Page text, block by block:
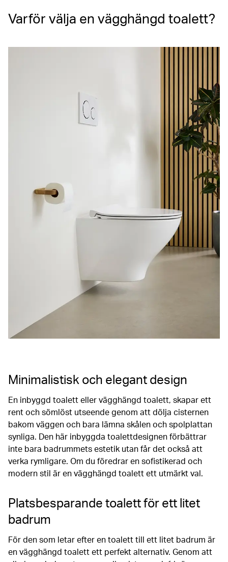
Varför välja en vägghängd toalett?
Minimalistisk och elegant design
En inbyggd toalett eller vägghängd toalett, skapar ett
rent och sömlöst utseende genom att dölja cisternen
bakom väggen och bara lämna skålen och spolplattan
synliga. Den här inbyggda toalettdesignen förbättrar
inte bara badrummets estetik utan får det också att
verka rymligare. Om du föredrar en sofistikerad och
modern stil är en vägghängd toalett ett utmärkt val.
Platsbesparande toalett för ett litet
badrum
För den som letar efter en toalett till ett litet badrum är
en vägghängd toalett ett perfekt alternativ. Genom att